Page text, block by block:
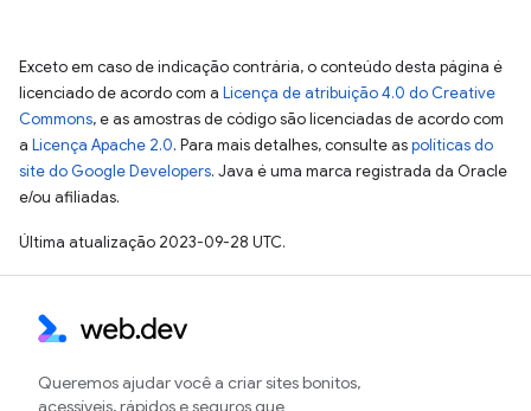
Exceto em caso de indicação contrária, o conteúdo desta página é
licenciado de acordo com a Licença de atribuição 4.0 do Creative
Commons, e as amostras de código são licenciadas de acordo com
a Licença Apache 2.0. Para mais detalhes, consulte aspolíticas do
site do Google Developers. Java é uma marca registrada da Oracle
e/ou afiliadas.
Última atualização 2023-09-28 UTC.
Queremos ajudar você a criar sites bonitos,
acessíveis, rápidos e seguros que